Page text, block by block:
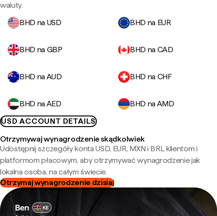
waluty.
BHD na USD
BHD na EUR
BHD na GBP BHD na CAD
BHD na AUD BHD na CHF
BHD na AED
BHD na AMD
USD ACCOUNT DETAILS
Otrzymywaj wynagrodzenie skądkolwiek
Udostępnij szczegóły konta USD, EUR, MXN i BRL klientom i
platformom płacowym, aby otrzymywać wynagrodzenie jak
lokalna osoba, na całym świecie.
Otrzymaj wynagrodzenie dzisiaj